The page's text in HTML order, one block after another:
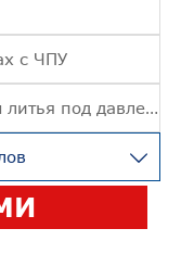
с ЧПУ
Детали, изготовленные методом литья под давлением
